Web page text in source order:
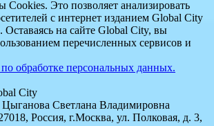
Cookies. Это позволяет анализировать
с интернет изданием Global City
Оставаясь на сайте Global City, вы
перечисленных сервисов и
обработке персональных данных.
City
Цыганова Светлана Владимировна
Россия, г.Москва, ул. Полковая, д. 3,